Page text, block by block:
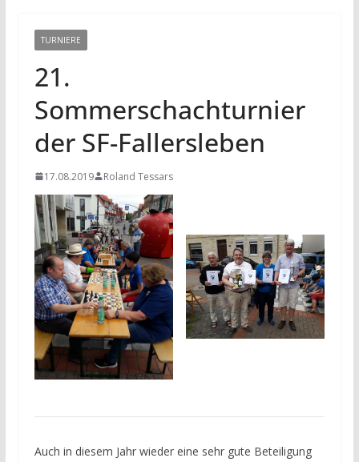
TURNIERE
21.
Sommerschachturnier
der SF-Fallersleben
17.08.2019 Roland Tessars
Auch in diesem Jahr wieder eine sehr gute Beteiligung